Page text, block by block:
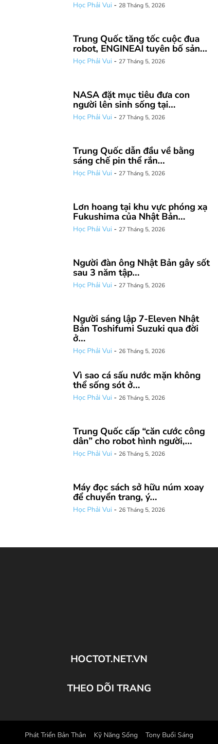
Học Phải Vui - 28 Tháng 5, 2026
Trung Quốc tăng tốc cuộc đua
robot, ENGINEAI tuyên bố sản...
Học Phải Vui - 27 Tháng 5, 2026
NASA đặt mục tiêu đưa con
người lên sinh sống tại...
Học Phải Vui - 27 Tháng 5, 2026
Trung Quốc dẫn đầu về bằng
sáng chế pin thể rắn...
Học Phải Vui - 27 Tháng 5, 2026
Lơn hoang tại khu vực phóng xạ
Fukushima của Nhật Bản...
Học Phải Vui - 27 Tháng 5, 2026
Người đàn ông Nhật Bản gây sốt
sau 3 năm tập...
Học Phải Vui - 27 Tháng 5, 2026
Người sáng lập 7-Eleven Nhật
Bản Toshifumi Suzuki qua đời
ở...
Học Phải Vui - 26 Tháng 5, 2026
Vì sao cá sấu nước mặn không
thể sống sót ở...
Học Phải Vui - 26 Tháng 5, 2026
Trung Quốc cấp “căn cước công
dân” cho robot hình người,...
Học Phải Vui - 26 Tháng 5, 2026
Máy đọc sách sở hữu núm xoay
để chuyển trang, ý...
Học Phải Vui - 26 Tháng 5, 2026
HOCTOT.NET.VN
THEO DÕI TRANG
Phát Triển Bản Thân Kỹ Năng Sống Tony Buổi Sáng